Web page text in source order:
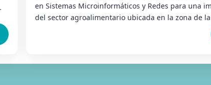
en Sistemas Microinformáticos y Redes para una
del sector agroalimentario ubicada en la zona de